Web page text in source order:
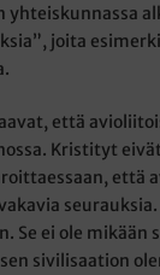
yhteiskunnassa
joita
että
Kristityt
että
Se ei ole mikään
sivilisaation